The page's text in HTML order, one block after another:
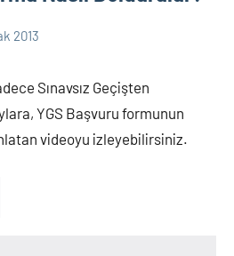
2013
Sınavsız Geçişten
YGS Başvuru formunun
videoyu izleyebilirsiniz.